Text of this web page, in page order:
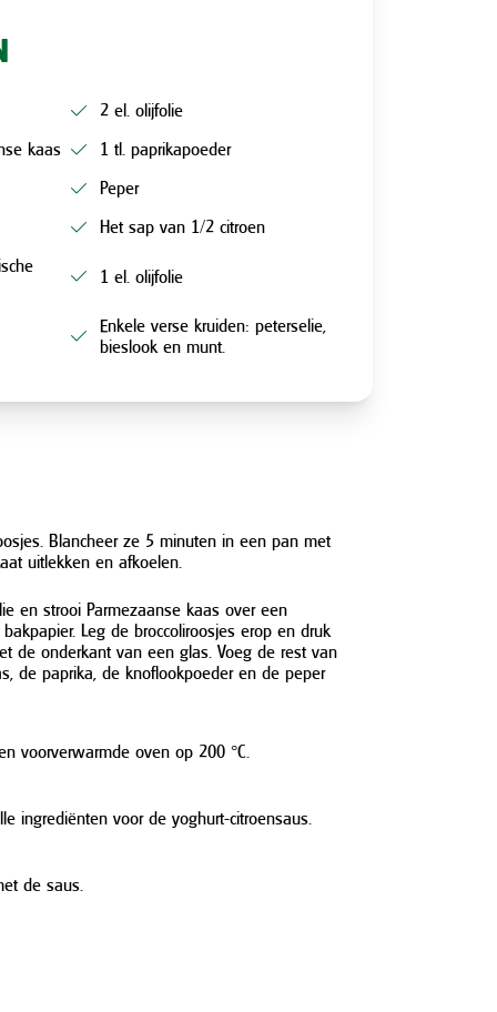
2 el. olijfolie
kaas
1 tl. paprikapoeder
Peper
Het sap van 1/2 citroen
1 el. olijfolie
Enkele verse kruiden: peterselie,
bieslook en munt.
Blancheer ze 5 minuten in een pan met
uitlekken en afkoelen.
en strooi Parmezaanse kaas over een
Leg de broccoliroosjes erop en druk
de onderkant van een glas. Voeg de rest van
de paprika, de knoflookpoeder en de peper
voorverwarmde oven op 200 °C.
ingrediënten voor de yoghurt-citroensaus.
de saus.